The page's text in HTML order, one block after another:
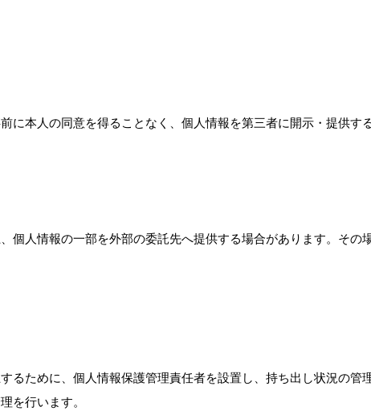
に本人の同意を得ることなく、個人情報を第三者に開示・提供す
個人情報の一部を外部の委託先へ提供する場合があります。そ
るために、個人情報保護管理責任者を設置し、持ち出し状況の
を行います。